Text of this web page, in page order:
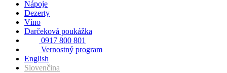
Nápoje
Dezerty
Víno
Darčeková poukážka
0917 800 801
Vernostný program
English
Slovenčina